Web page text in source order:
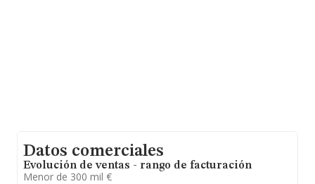
Datos comerciales
Evolución de ventas - rango de facturación
Menor de 300 mil €